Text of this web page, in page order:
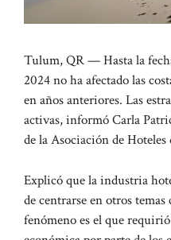
Tulum, QR — Hasta la
2024 no ha afectado las
en años anteriores. Las
activas, informó Carla
de la Asociación de
Explicó que la industria
de centrarse en otros temas
fenómeno es el que